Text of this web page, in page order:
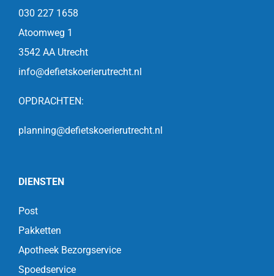
030 227 1658
Atoomweg 1
3542 AA Utrecht
info@defietskoerierutrecht.nl
OPDRACHTEN:
planning@defietskoerierutrecht.nl
DIENSTEN
Post
Pakketten
Apotheek Bezorgservice
Spoedservice